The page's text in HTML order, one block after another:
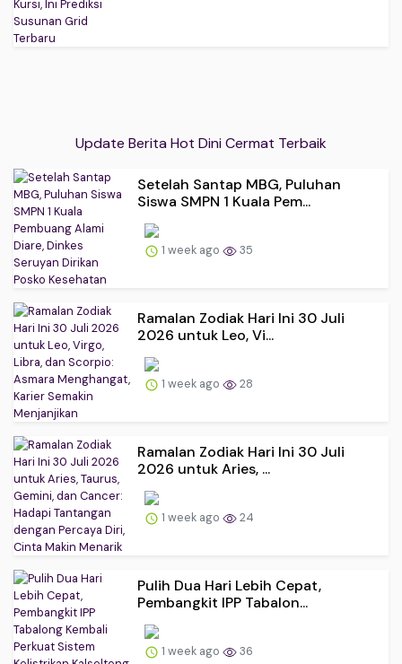
Update Berita Hot Dini Cermat Terbaik
Setelah Santap MBG, Puluhan
Siswa SMPN 1 Kuala Pem...
1 week ago 35
Ramalan Zodiak Hari Ini 30 Juli
2026 untuk Leo, Vi...
1 week ago 28
Ramalan Zodiak Hari Ini 30 Juli
2026 untuk Aries, ...
1 week ago 24
Pulih Dua Hari Lebih Cepat,
Pembangkit IPP Tabalon...
1 week ago 36